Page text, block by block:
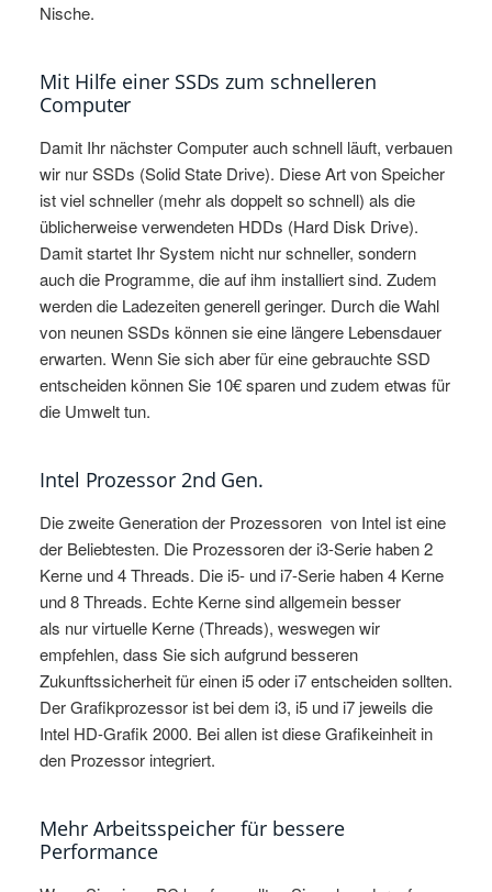
Nische.
Mit Hilfe einer SSDs zum schnelleren
Computer
Damit Ihr nächster Computer auch schnell läuft, verbauen
wir nur SSDs (Solid State Drive). Diese Art von Speicher
ist viel schneller (mehr als doppelt so schnell) als die
üblicherweise verwendeten HDDs (Hard Disk Drive).
Damit startet Ihr System nicht nur schneller, sondern
auch die Programme, die auf ihm installiert sind. Zudem
werden die Ladezeiten generell geringer. Durch die Wahl
von neunen SSDs können sie eine längere Lebensdauer
erwarten. Wenn Sie sich aber für eine gebrauchte SSD
entscheiden können Sie 10€ sparen und zudem etwas für
die Umwelt tun.
Intel Prozessor 2nd Gen.
Die zweite Generation der Prozessoren von Intel ist eine
der Beliebtesten. Die Prozessoren der i3-Serie haben 2
Kerne und 4 Threads. Die i5- und i7-Serie haben 4 Kerne
und 8 Threads. Echte Kerne sind allgemein besser
als nur virtuelle Kerne (Threads), weswegen wir
empfehlen, dass Sie sich aufgrund besseren
Zukunftssicherheit für einen i5 oder i7 entscheiden sollten.
Der Grafikprozessor ist bei dem i3, i5 und i7 jeweils die
Intel HD-Grafik 2000. Bei allen ist diese Grafikeinheit in
den Prozessor integriert.
Mehr Arbeitsspeicher für bessere
Performance